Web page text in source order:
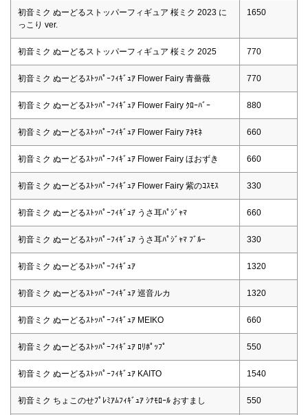
初音ミク ぬーどるストッパーフィギュア 桜ミク 2023 に
っこり ver.
1650
初音ミク ぬーどるストッパーフィギュア 桜ミク 2025 770
初音ミク ぬーどるｽﾄｯﾊﾟｰﾌｨｷﾞｭｱ Flower Fairy 青薔薇 770
初音ミク ぬーどるｽﾄｯﾊﾟｰﾌｨｷﾞｭｱ Flower Fairy ｸﾛｰﾊﾞｰ 880
初音ミク ぬーどるｽﾄｯﾊﾟｰﾌｨｷﾞｭｱ Flower Fairy ｱﾈﾓﾈ 660
初音ミク ぬーどるｽﾄｯﾊﾟｰﾌｨｷﾞｭｱ Flower Fairy ほおずき 660
初音ミク ぬーどるｽﾄｯﾊﾟｰﾌｨｷﾞｭｱ Flower Fairy 紫のｺｽﾓｽ 330
初音ミク ぬーどるｽﾄｯﾊﾟｰﾌｨｷﾞｭｱ うさ耳ﾊﾟｼﾞｬﾏ 660
初音ミク ぬーどるｽﾄｯﾊﾟｰﾌｨｷﾞｭｱ うさ耳ﾊﾟｼﾞｬﾏ ﾌﾞﾙｰ 330
初音ミク ぬーどるｽﾄｯﾊﾟｰﾌｨｷﾞｭｱ 1320
初音ミク ぬーどるｽﾄｯﾊﾟｰﾌｨｷﾞｭｱ 巡音ルカ 1320
初音ミク ぬーどるｽﾄｯﾊﾟｰﾌｨｷﾞｭｱ MEIKO 660
初音ミク ぬーどるｽﾄｯﾊﾟｰﾌｨｷﾞｭｱ ﾛﾘﾎﾟｯﾌﾟ 550
初音ミク ぬーどるｽﾄｯﾊﾟｰﾌｨｷﾞｭｱ KAITO 1540
初音ミク ちょこのせﾌﾟﾚﾐｱﾑﾌｨｷﾞｭｱ ｼﾅﾓﾛｰﾙ おすまし 550